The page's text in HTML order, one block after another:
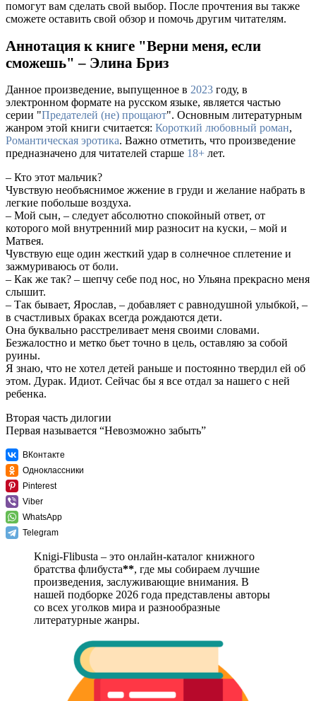
помогут вам сделать свой выбор. После прочтения вы также
сможете оставить свой обзор и помочь другим читателям.
Аннотация к книге "Верни меня, если
сможешь" – Элина Бриз
Данное произведение, выпущенное в 2023 году, в
электронном формате на русском языке, является частью
серии "Предателей (не) прощают". Основным литературным
жанром этой книги считается: Короткий любовный роман,
Романтическая эротика. Важно отметить, что произведение
предназначено для читателей старше 18+ лет.
– Кто этот мальчик?
Чувствую необъяснимое жжение в груди и желание набрать в
легкие побольше воздуха.
– Мой сын, – следует абсолютно спокойный ответ, от
которого мой внутренний мир разносит на куски, – мой и
Матвея.
Чувствую еще один жесткий удар в солнечное сплетение и
зажмуриваюсь от боли.
– Как же так? – шепчу себе под нос, но Ульяна прекрасно меня
слышит.
– Так бывает, Ярослав, – добавляет с равнодушной улыбкой, –
в счастливых браках всегда рождаются дети.
Она буквально расстреливает меня своими словами.
Безжалостно и метко бьет точно в цель, оставляю за собой
руины.
Я знаю, что не хотел детей раньше и постоянно твердил ей об
этом. Дурак. Идиот. Сейчас бы я все отдал за нашего с ней
ребенка.
Вторая часть дилогии
Первая называется “Невозможно забыть”
ВКонтакте
Одноклассники
Pinterest
Viber
WhatsApp
Telegram
Knigi-Flibusta – это онлайн-каталог книжного
братства флибуста**, где мы собираем лучшие
произведения, заслуживающие внимания. В
нашей подборке 2026 года представлены авторы
со всех уголков мира и разнообразные
литературные жанры.